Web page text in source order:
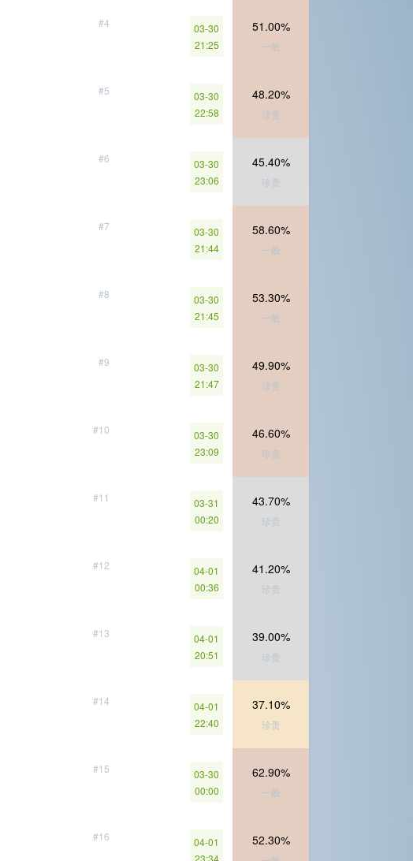
#4
03-30
21:25
51.00%
一般
#5
03-30
22:58
48.20%
珍贵
#6
03-30
23:06
45.40%
珍贵
#7
03-30
21:44
58.60%
一般
#8
03-30
21:45
53.30%
一般
#9
03-30
21:47
49.90%
珍贵
#10
03-30
23:09
46.60%
珍贵
#11
03-31
00:20
43.70%
珍贵
#12
04-01
00:36
41.20%
珍贵
#13
04-01
20:51
39.00%
珍贵
#14
04-01
22:40
37.10%
珍贵
#15
03-30
00:00
62.90%
一般
#16
04-01
23:34
52.30%